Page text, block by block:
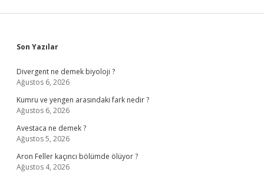
Sidebar
Son Yazılar
Divergent ne demek biyoloji ?
Ağustos 6, 2026
Kumru ve yengen arasındaki fark nedir ?
Ağustos 6, 2026
Avestaca ne demek ?
Ağustos 5, 2026
Aron Feller kaçıncı bölümde ölüyor ?
Ağustos 4, 2026